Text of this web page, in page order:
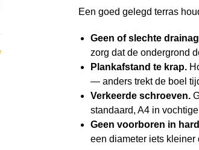
Een goed gelegd terras
Geen of slechte
zorg dat de ondergrond
Plankafstand te krap.
— anders trekt de boel
Verkeerde schroeven.
standaard, A4 in
Geen voorboren in
een diameter iets kleiner